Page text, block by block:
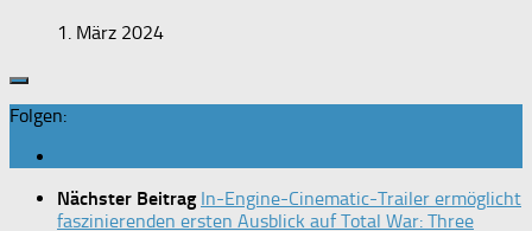
1. März 2024
Folgen:
Nächster Beitrag In-Engine-Cinematic-Trailer ermöglicht
faszinierenden ersten Ausblick auf Total War: Three